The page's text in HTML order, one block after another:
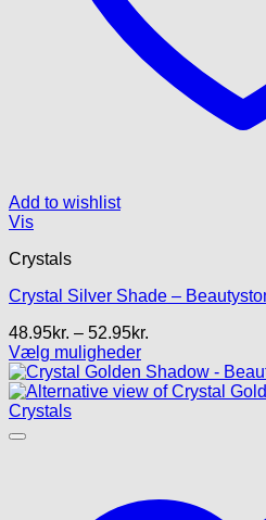
Add to wishlist
Vis
Crystals
Crystal Silver Shade –
48.95kr. – 52.95kr.
til
52.95kr.
Vælg muligheder
Dette
vare
har
flere